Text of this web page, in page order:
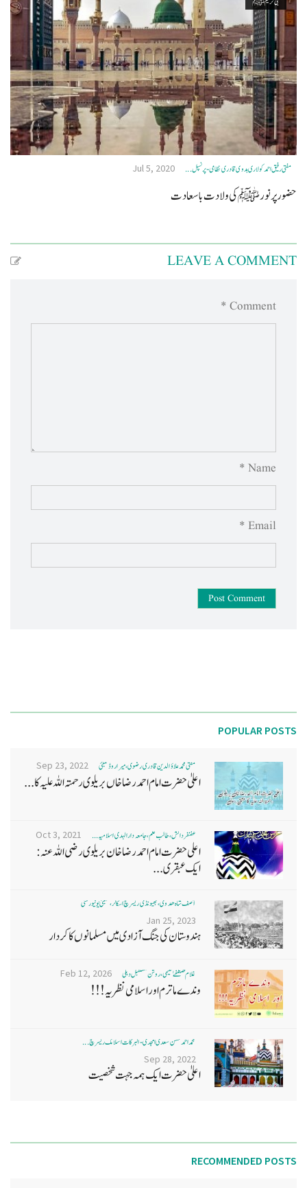
مفتی رفیق احمد کولاری ہدوی قادری نظامی- پرنسپل ... Jul 5, 2020
حضور پرنور ﷺ کی ولادت باسعادت
LEAVE A COMMENT
Comment *
Name *
Email *
Post Comment
POPULAR POSTS
مفتی محمد علاؤ الدین قادری رضوی ، میرا روڈ ممبئی Sep 23, 2022
اعلیٰ حضرت امام احمد رضا خاں بر یلو ی رحمتہ اللہ علیہ کا...
غضنفر دانش، طالب علم، جامعہ دارالہدی اسلامیہ ... Oct 3, 2021
اعلی حضرت امام احمد رضا خان بریلوی رضی اللہ عنہ:
ایک عبقری...
آصف شاہ ھدوی، بھیونڈی ریسرچ اسکالر، ممبئی یونیورسٹی
Jan 25, 2023
ہندوستان کی جنگ آزادی میں مسلمانوں کا کردار
غلام مصطفےٰ نعیمی، روشن مستقبل دہلی Feb 12, 2026
وندے ماترم اور اسلامی نظریہ!!!
محمد احمد حسن سعدی امجدی - البرکات اسلامک ریسرچ ...
Sep 28, 2022
اعلیٰ حضرت ایک ہمہ جہت شخصیت
RECOMMENDED POSTS